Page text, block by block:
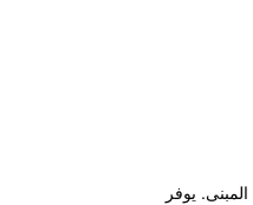
يوفر